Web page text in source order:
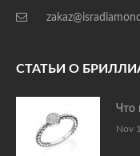
СТАТЬИ О
Что
Nov